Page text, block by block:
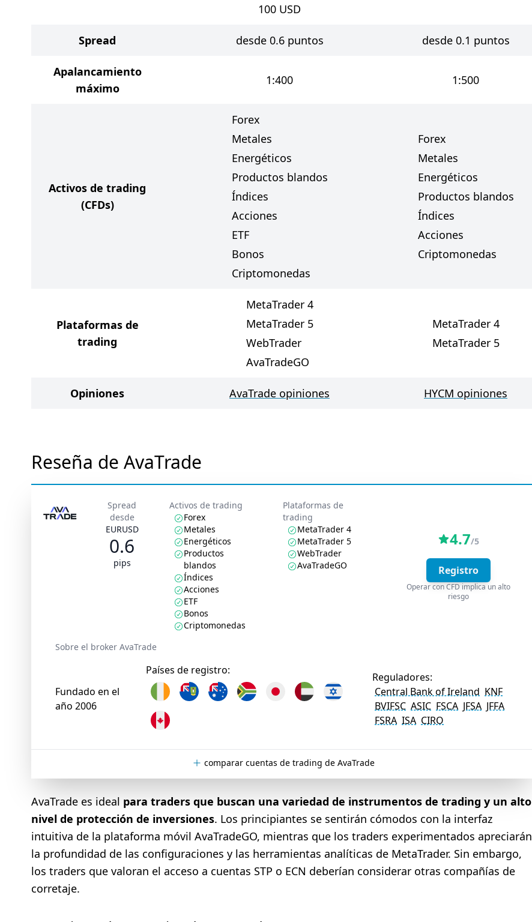
100 USD
Spread desde 0.6 puntos desde 0.1 puntos
Apalancamiento
máximo
1:400 1:500
Activos de trading
(CFDs)
Forex
Metales
Energéticos
Productos blandos
Índices
Acciones
ETF
Bonos
Criptomonedas
Forex
Metales
Energéticos
Productos blandos
Índices
Acciones
Criptomonedas
Plataformas de
trading
MetaTrader 4
MetaTrader 5
WebTrader
AvaTradeGO
MetaTrader 4
MetaTrader 5
Opiniones AvaTrade opiniones HYCM opiniones
Reseña de AvaTrade
Spread
desde
EURUSD
0.6
pips
Activos de trading
Forex
Metales
Energéticos
Productos
blandos
Índices
Acciones
ETF
Bonos
Criptomonedas
Plataformas de
trading
MetaTrader 4
MetaTrader 5
WebTrader
AvaTradeGO
4.7/5
Registro
Operar con CFD implica un alto
riesgo
Sobre el broker AvaTrade
Fundado en el
año 2006
Países de registro:
Reguladores:
Central Bank of Ireland KNF
BVIFSC ASIC FSCA JFSA JFFA
FSRA ISA CIRO
comparar cuentas de trading de AvaTrade
AvaTrade es ideal para traders que buscan una variedad de instrumentos de trading y un alto
nivel de protección de inversiones. Los principiantes se sentirán cómodos con la interfaz
intuitiva de la plataforma móvil AvaTradeGO, mientras que los traders experimentados apreciarán
la profundidad de las configuraciones y las herramientas analíticas de MetaTrader. Sin embargo,
los traders que valoran el acceso a cuentas STP o ECN deberían considerar otras compañías de
corretaje.